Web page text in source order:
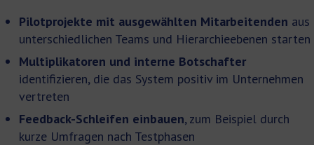
Pilotprojekte mit ausgewählten Mitarbeitenden aus
unterschiedlichen Teams und Hierarchieebenen starten
Multiplikatoren und interne Botschafter
identifizieren, die das System positiv im Unternehmen
vertreten
Feedback-Schleifen einbauen, zum Beispiel durch
kurze Umfragen nach Testphasen